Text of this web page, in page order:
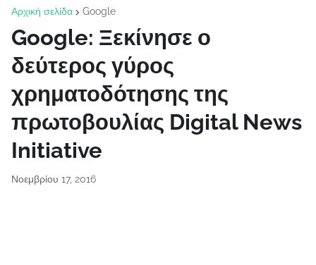
Αρχική σελίδα Google
Google: Ξεκίνησε ο
δεύτερος γύρος
χρηματοδότησης της
πρωτοβουλίας Digital News
Initiative
Νοεμβρίου 17, 2016